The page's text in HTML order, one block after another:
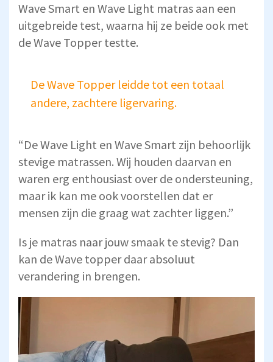
Wave Smart en Wave Light matras aan een
uitgebreide test, waarna hij ze beide ook met
de Wave Topper testte.
De Wave Topper leidde tot een totaal
andere, zachtere ligervaring.
“De Wave Light en Wave Smart zijn behoorlijk
stevige matrassen. Wij houden daarvan en
waren erg enthousiast over de ondersteuning,
maar ik kan me ook voorstellen dat er
mensen zijn die graag wat zachter liggen.”
Is je matras naar jouw smaak te stevig? Dan
kan de Wave topper daar absoluut
verandering in brengen.